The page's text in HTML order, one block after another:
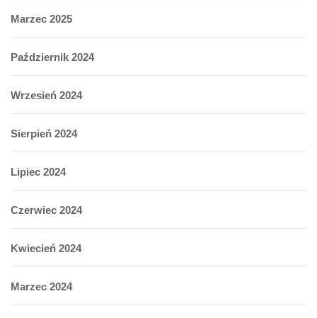
Marzec 2025
Październik 2024
Wrzesień 2024
Sierpień 2024
Lipiec 2024
Czerwiec 2024
Kwiecień 2024
Marzec 2024